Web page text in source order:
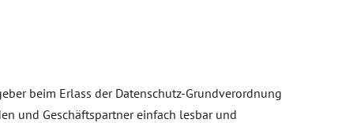
beim Erlass der Datenschutz-Grundverordnung
und Geschäftspartner einfach lesbar und